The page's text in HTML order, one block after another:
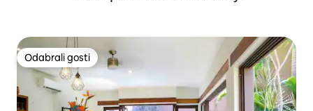
Odabrali gosti
Odabrali gosti